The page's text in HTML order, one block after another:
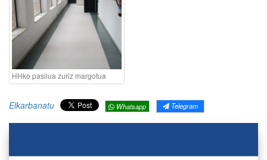
HHko pasilua zuriz margotua
Elkarbanatu Whatsapp Telegram